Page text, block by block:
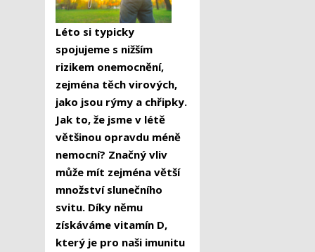
Léto si typicky
spojujeme s nižším
rizikem onemocnění,
zejména těch virových,
jako jsou rýmy a chřipky.
Jak to, že jsme v létě
většinou opravdu méně
nemocní? Značný vliv
může mít zejména větší
množství slunečního
svitu. Díky němu
získáváme vitamín D,
který je pro naši imunitu